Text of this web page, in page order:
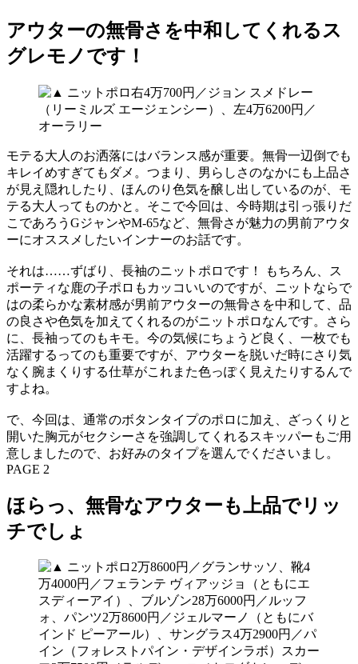
アウターの無骨さを中和してくれるス
グレモノです！
モテる大人のお洒落にはバランス感が重要。無骨一辺倒でも
キレイめすぎてもダメ。つまり、男らしさのなかにも上品さ
が見え隠れしたり、ほんのり色気を醸し出しているのが、モ
テる大人ってものかと。そこで今回は、今時期は引っ張りだ
こであろうGジャンやM-65など、無骨さが魅力の男前アウタ
ーにオススメしたいインナーのお話です。
それは……ずばり、長袖のニットポロです！ もちろん、ス
ポーティな鹿の子ポロもカッコいいのですが、ニットならで
はの柔らかな素材感が男前アウターの無骨さを中和して、品
の良さや色気を加えてくれるのがニットポロなんです。さら
に、長袖ってのもキモ。今の気候にちょうど良く、一枚でも
活躍するってのも重要ですが、アウターを脱いだ時にさり気
なく腕まくりする仕草がこれまた色っぽく見えたりするんで
すよね。
で、今回は、通常のボタンタイプのポロに加え、ざっくりと
開いた胸元がセクシーさを強調してくれるスキッパーもご用
意しましたので、お好みのタイプを選んでくださいまし。
PAGE 2
ほらっ、無骨なアウターも上品でリッ
チでしょ